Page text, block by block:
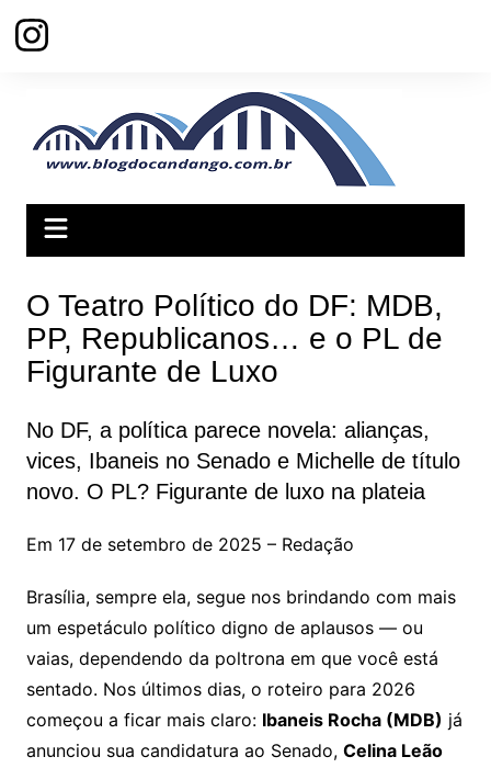
para
O Teatro Político do DF: MDB,
PP, Republicanos… e o PL de
Figurante de Luxo
No DF, a política parece novela: alianças,
vices, Ibaneis no Senado e Michelle de título
novo. O PL? Figurante de luxo na plateia
Em 17 de setembro de 2025 – Redação
Brasília, sempre ela, segue nos brindando com mais
um espetáculo político digno de aplausos — ou
vaias, dependendo da poltrona em que você está
sentado. Nos últimos dias, o roteiro para 2026
começou a ficar mais claro: Ibaneis Rocha (MDB) já
anunciou sua candidatura ao Senado, Celina Leão